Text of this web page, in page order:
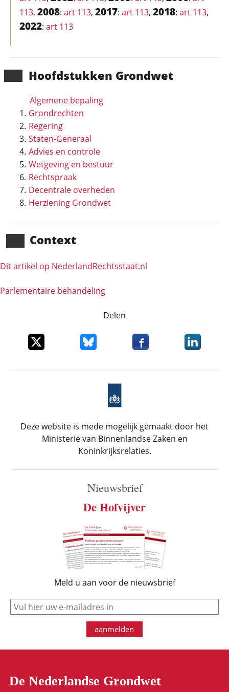
Hoofd­stukken Grondwet
Algemene bepaling
Grondrechten
Regering
Staten-Generaal
Advies en controle
Wetgeving en bestuur
Rechtspraak
Decentrale overheden
Herziening Grondwet
Context
Dit artikel op NederlandRechts­staat.nl
Parlementaire behandeling
113, 2008: art 113, 2017: art 113, 2018: art 113,
2022: art 113
Delen
Deel dit item op XDeel dit item op Bluesky
Deel dit item opDeel dit
Deze website is mede mogelijk gemaakt door het
Ministerie van Binnenlandse Zaken en
Koninkrijksrelaties.
Nieuwsbrief
De Hofvijver
Meld u aan voor de nieuwsbrief
e-mail
aanmelden
De Nederlandse Grondwet